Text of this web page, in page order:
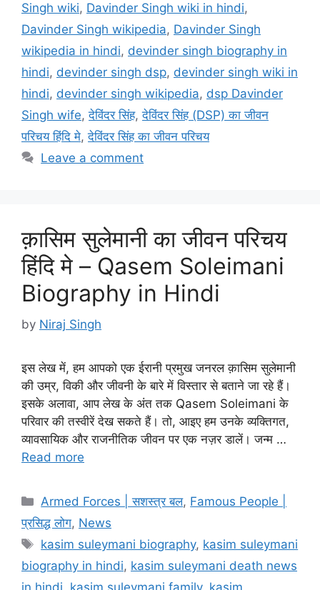
Singh wiki, Davinder Singh wiki in hindi,
Davinder Singh wikipedia, Davinder Singh
wikipedia in hindi, devinder singh biography in
hindi, devinder singh dsp, devinder singh wiki in
hindi, devinder singh wikipedia, dsp Davinder
Singh wife,देविंदर सिंह,देविंदर सिंह (DSP) का जीवन
परिचय हिंदि मे,देविंदर सिंह का जीवन परिचय
Leave a comment
क़ासिम सुलेमानी का जीवन परिचय
हिंदि मे – Qasem Soleimani
Biography in Hindi
by Niraj Singh
इस लेख में, हम आपको एक ईरानी प्रमुख जनरल क़ासिम सुलेमानी
की उम्र, विकी और जीवनी के बारे में विस्तार से बताने जा रहे हैं।
इसके अलावा, आप लेख के अंत तक Qasem Soleimani के
परिवार की तस्वीरें देख सकते हैं। तो, आइए हम उनके व्यक्तिगत,
व्यावसायिक और राजनीतिक जीवन पर एक नज़र डालें। जन्म …
Read more
Categories
Armed Forces | सशस्त्र बल, Famous People |
प्रसिद्ध लोग, News
Tags
kasim suleymani biography, kasim suleymani
biography in hindi, kasim suleymani death news
in hindi kasim suleymani family, kasim